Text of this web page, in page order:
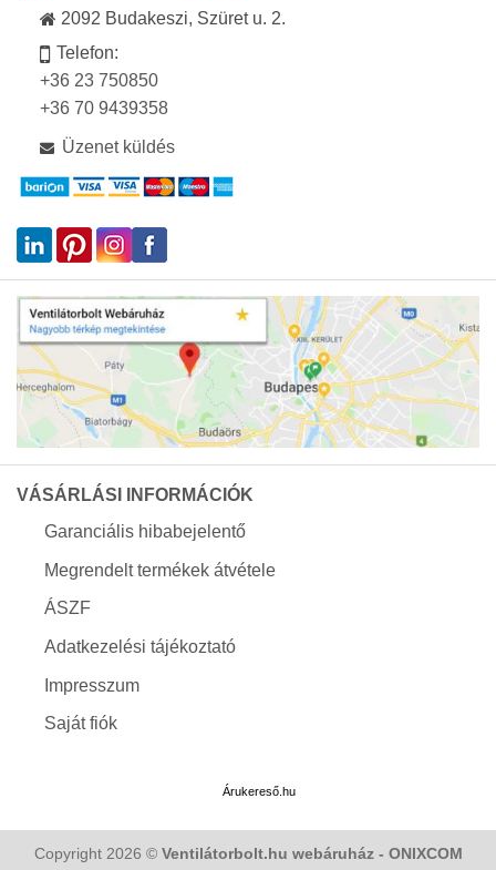
2092 Budakeszi, Szüret u. 2.
Telefon:
+36 23 750850
+36 70 9439358
Üzenet küldés
VÁSÁRLÁSI INFORMÁCIÓK
Garanciális hibabejelentő
Megrendelt termékek átvétele
ÁSZF
Adatkezelési tájékoztató
Impresszum
Saját fiók
Árukereső.hu
Copyright 2026 © Ventilátorbolt.hu webáruház - ONIXCOM